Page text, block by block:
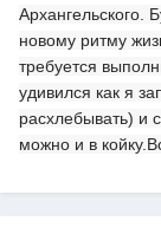
Архангельского.
новому ритму
требуется
удивился как я
расхлебывать) и
можно и в